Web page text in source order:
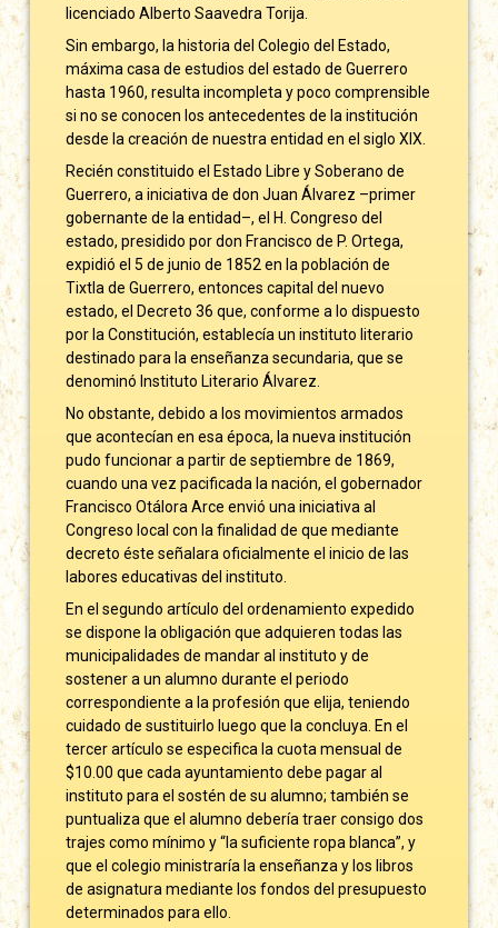
licenciado Alberto Saavedra Torija.
Sin embargo, la historia del Colegio del Estado,
máxima casa de estudios del estado de Guerrero
hasta 1960, resulta incompleta y poco comprensible
si no se conocen los antecedentes de la institución
desde la creación de nuestra entidad en el siglo XIX.
Recién constituido el Estado Libre y Soberano de
Guerrero, a iniciativa de don Juan Álvarez –primer
gobernante de la entidad–, el H. Congreso del
estado, presidido por don Francisco de P. Ortega,
expidió el 5 de junio de 1852 en la población de
Tixtla de Guerrero, entonces capital del nuevo
estado, el Decreto 36 que, conforme a lo dispuesto
por la Constitución, establecía un instituto literario
destinado para la enseñanza secundaria, que se
denominó Instituto Literario Álvarez.
No obstante, debido a los movimientos armados
que acontecían en esa época, la nueva institución
pudo funcionar a partir de septiembre de 1869,
cuando una vez pacificada la nación, el gobernador
Francisco Otálora Arce envió una iniciativa al
Congreso local con la finalidad de que mediante
decreto éste señalara oficialmente el inicio de las
labores educativas del instituto.
En el segundo artículo del ordenamiento expedido
se dispone la obligación que adquieren todas las
municipalidades de mandar al instituto y de
sostener a un alumno durante el periodo
correspondiente a la profesión que elija, teniendo
cuidado de sustituirlo luego que la concluya. En el
tercer artículo se especifica la cuota mensual de
$10.00 que cada ayuntamiento debe pagar al
instituto para el sostén de su alumno; también se
puntualiza que el alumno debería traer consigo dos
trajes como mínimo y “la suficiente ropa blanca”, y
que el colegio ministraría la enseñanza y los libros
de asignatura mediante los fondos del presupuesto
determinados para ello.